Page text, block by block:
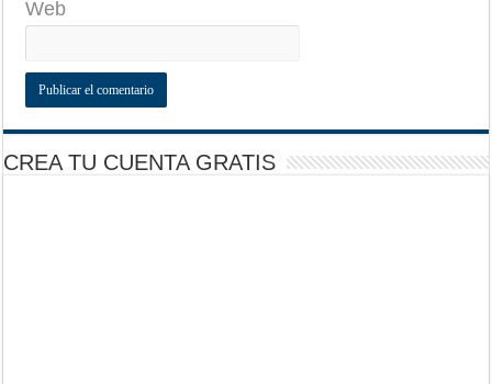
Web
CREA TU CUENTA GRATIS